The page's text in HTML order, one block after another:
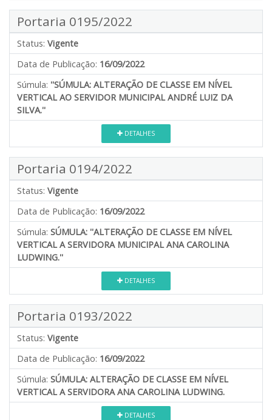
Portaria 0195/2022
Status: Vigente
Data de Publicação: 16/09/2022
Súmula: ''SÚMULA: ALTERAÇÃO DE CLASSE EM NÍVEL
VERTICAL AO SERVIDOR MUNICIPAL ANDRÉ LUIZ DA
SILVA.''
DETALHES
Portaria 0194/2022
Status: Vigente
Data de Publicação: 16/09/2022
Súmula: SÚMULA: ''ALTERAÇÃO DE CLASSE EM NÍVEL
VERTICAL A SERVIDORA MUNICIPAL ANA CAROLINA
LUDWING.''
DETALHES
Portaria 0193/2022
Status: Vigente
Data de Publicação: 16/09/2022
Súmula: SÚMULA: ALTERAÇÃO DE CLASSE EM NÍVEL
VERTICAL A SERVIDORA ANA CAROLINA LUDWING.
DETALHES